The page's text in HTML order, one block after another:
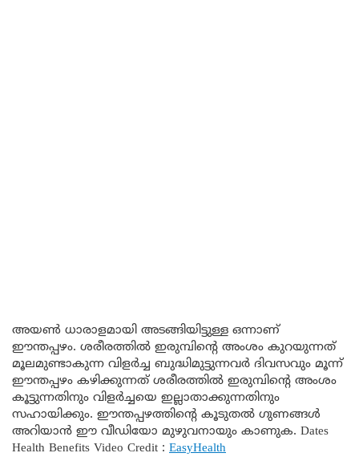
അയൺ ധാരാളമായി അടങ്ങിയിട്ടുള്ള ഒന്നാണ്
ഈന്തപ്പഴം. ശരീരത്തിൽ ഇരുമ്പിന്റെ അംശം കുറയുന്നത്
മൂലമുണ്ടാകുന്ന വിളർച്ച ബുദ്ധിമുട്ടുന്നവർ ദിവസവും മൂന്ന്
ഈന്തപ്പഴം കഴിക്കുന്നത് ശരീരത്തിൽ ഇരുമ്പിന്റെ അംശം
കൂട്ടുന്നതിനും വിളർച്ചയെ ഇല്ലാതാക്കുന്നതിനും
സഹായിക്കും. ഈന്തപ്പഴത്തിന്റെ കൂടുതൽ ഗുണങ്ങൾ
അറിയാൻ ഈ വീഡിയോ മുഴുവനായും കാണുക. Dates
Health Benefits Video Credit : EasyHealth